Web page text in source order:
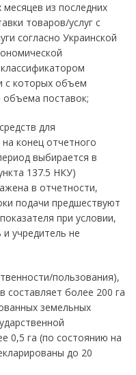
из последних
товаров/услуг с
согласно Украинской
с которых объем
объема поставок;
для
конец отчетного
выбирается в
137.5 НКУ)
в отчетности,
подачи предшествуют
при условии,
учредитель не
пользования),
составляет более 200 га
земельных
0,5 га (по состоянию на
до 20